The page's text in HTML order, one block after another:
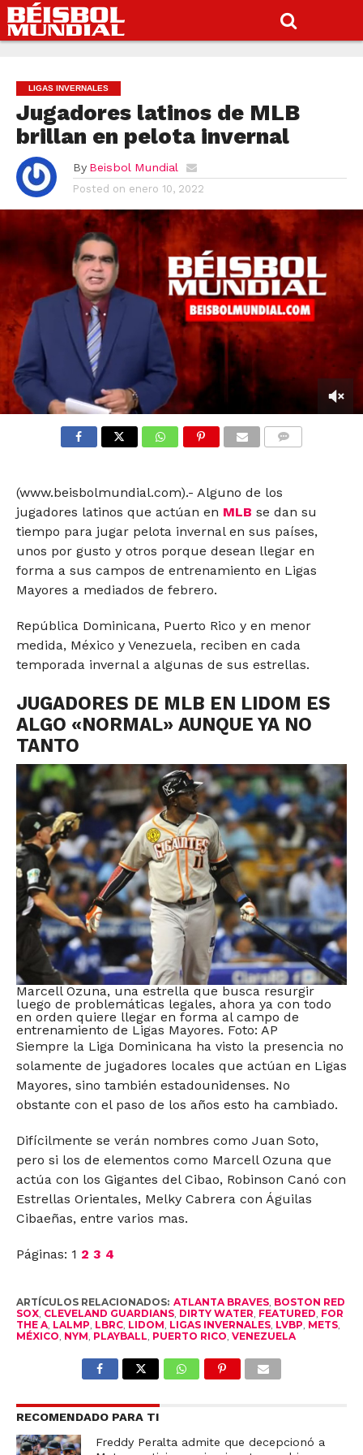
LIGAS INVERNALES
Jugadores latinos de MLB
brillan en pelota invernal
By Beisbol Mundial
Posted on enero 10, 2022
seconds
(www.beisbolmundial.com).- Alguno de los
jugadores latinos que actúan en MLB se dan su
tiempo para jugar pelota invernal en sus países,
unos por gusto y otros porque desean llegar en
forma a sus campos de entrenamiento en Ligas
Mayores a mediados de febrero.
República Dominicana, Puerto Rico y en menor
medida, México y Venezuela, reciben en cada
temporada invernal a algunas de sus estrellas.
JUGADORES DE MLB EN LIDOM ES
ALGO «NORMAL» AUNQUE YA NO
TANTO
Marcell Ozuna, una estrella que busca resurgir
luego de problemáticas legales, ahora ya con todo
en orden quiere llegar en forma al campo de
entrenamiento de Ligas Mayores. Foto: AP
Siempre la Liga Dominicana ha visto la presencia no
solamente de jugadores locales que actúan en Ligas
Mayores, sino también estadounidenses. No
obstante con el paso de los años esto ha cambiado.
Difícilmente se verán nombres como Juan Soto,
pero si los de elementos como Marcell Ozuna que
actúa con los Gigantes del Cibao, Robinson Canó con
Estrellas Orientales, Melky Cabrera con Águilas
Cibaeñas, entre varios mas.
Páginas: 1 2 3 4
ARTÍCULOS RELACIONADOS: ATLANTA BRAVES, BOSTON RED
SOX, CLEVELAND GUARDIANS, DIRTY WATER, FEATURED, FOR
THE A, LALMP, LBRC, LIDOM, LIGAS INVERNALES, LVBP, METS,
MÉXICO, NYM, PLAYBALL, PUERTO RICO, VENEZUELA
RECOMENDADO PARA TI
Freddy Peralta admite que decepcionó a